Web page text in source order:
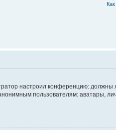
настроил конференцию:
пользователям: аватары,